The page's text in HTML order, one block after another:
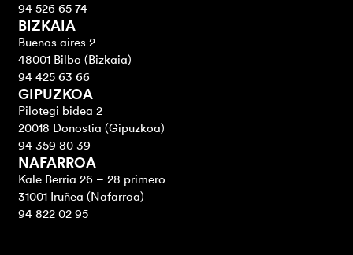
94 526 65 74
BIZKAIA
Buenos aires 2
48001 Bilbo (Bizkaia)
94 425 63 66
GIPUZKOA
Pilotegi bidea 2
20018 Donostia (Gipuzkoa)
94 359 80 39
NAFARROA
Kale Berria 26 – 28 primero
31001 Iruñea (Nafarroa)
94 822 02 95